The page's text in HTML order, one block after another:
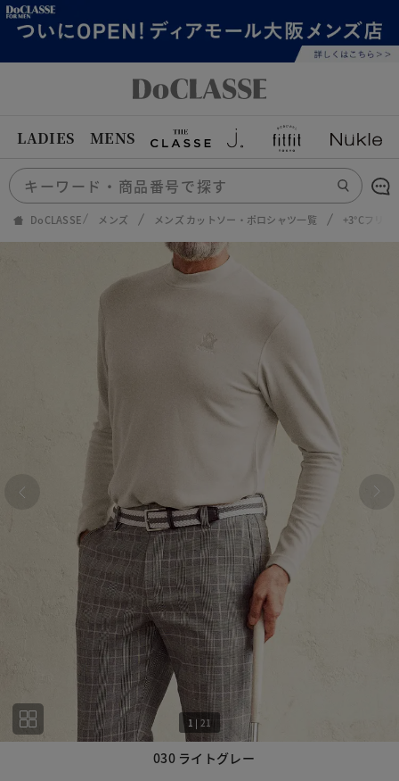
LADIES MENS
DoCLASSE メンズ メンズ カットソー・ポロシャツ一覧 +3°Cフリー
030 ライトグレー
1 | 21